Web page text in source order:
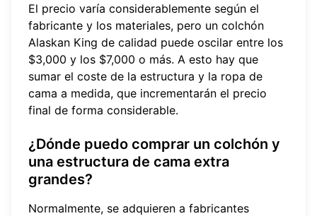
El precio varía considerablemente según el
fabricante y los materiales, pero un colchón
Alaskan King de calidad puede oscilar entre los
$3,000 y los $7,000 o más. A esto hay que
sumar el coste de la estructura y la ropa de
cama a medida, que incrementarán el precio
final de forma considerable.
¿Dónde puedo comprar un colchón y
una estructura de cama extra
grandes?
Normalmente, se adquieren a fabricantes